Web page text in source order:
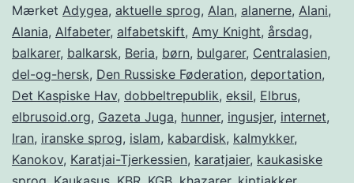
marts
Mærket Adygea, aktuelle sprog, Alan, alanerne, Alani,
Alania, Alfabeter, alfabetskift, Amy Knight, årsdag,
balkarer, balkarsk, Beria, børn, bulgarer, Centralasien,
del-og-hersk, Den Russiske Føderation, deportation,
Det Kaspiske Hav, dobbeltrepublik, eksil, Elbrus,
elbrusoid.org, Gazeta Juga, hunner, ingusjer, internet,
Iran, iranske sprog, islam, kabardisk, kalmykker,
Kanokov, Karatjai-Tjerkessien, karatjaier, kaukasiske